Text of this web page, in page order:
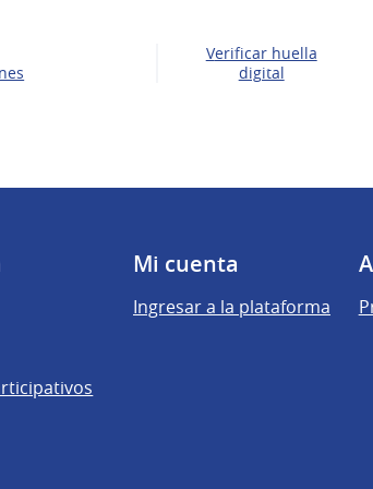
Verificar huella
digital
Mi cuenta
Ingresar a la plataforma